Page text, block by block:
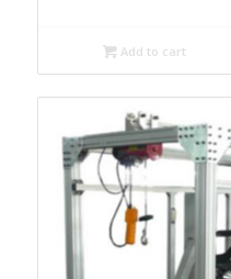
Add to cart